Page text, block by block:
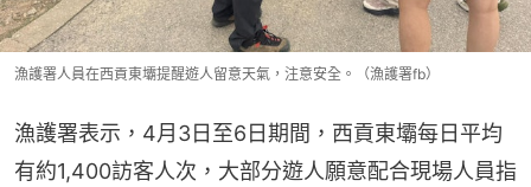
漁護署人員在西貢東壩提醒遊人留意天氣，注意安全。（漁護署fb）
漁護署表示，4月3日至6日期間，西貢東壩每日平均
有約1,400訪客人次，大部分遊人願意配合現場人員指